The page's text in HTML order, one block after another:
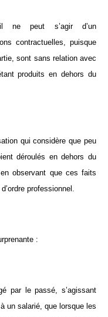
ne peut s’agir d’un
contractuelles, puisque
sont sans relation avec
produits en dehors du
qui considère que peu
déroulés en dehors du
observant que ces faits
professionnel.
:
par le passé, s’agissant
un salarié, que lorsque les